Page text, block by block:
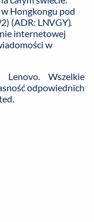
Hongkongu pod
(ADR: LNVGY).
internetowej
w
Wszelkie
odpowiednich